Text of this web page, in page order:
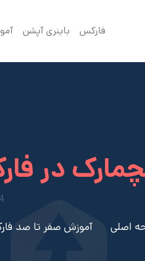
فارکس باینری آپشن
در
-
اصلی آموزش صفر تا صد